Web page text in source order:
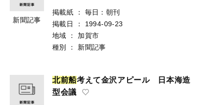
新聞記事
掲載紙 ：
毎日：朝刊
掲載日
：
1994-09-23
地域
：
加賀市
種別
： 新聞記事
北前船考えて金沢アピール 日本海造
型会議